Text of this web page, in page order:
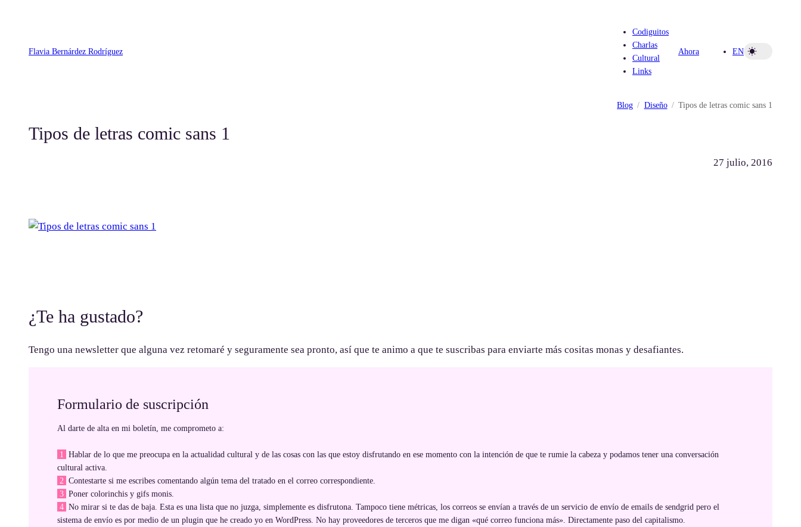
Flavia Bernárdez Rodríguez
Codiguitos
Charlas
Cultural
Links
Ahora EN
Blog Diseño Tipos de letras comic sans 1
Tipos de letras comic sans 1
27 julio, 2016
¿Te ha gustado?
Tengo una newsletter que alguna vez retomaré y seguramente sea pronto, así que te animo a que te suscribas para enviarte más cositas monas y desafiantes.
Formulario de suscripción
Al darte de alta en mi boletín, me comprometo a:
1
Hablar de lo que me preocupa en la actualidad cultural y de las cosas con las que estoy disfrutando en ese momento con la intención de que te rumie la cabeza y podamos tener una conversación
cultural activa.
2 Contestarte si me escribes comentando algún tema del tratado en el correo correspondiente.
3 Poner colorinchis y gifs monis.
4 No mirar si te das de baja. Esta es una lista que no juzga, simplemente es disfrutona. Tampoco tiene métricas, los correos se envían a través de un servicio de envío de emails de sendgrid pero el
sistema de envío es por medio de un plugin que he creado yo en WordPress. No hay proveedores de terceros que me digan «qué correo funciona más». Directamente paso del capitalismo.